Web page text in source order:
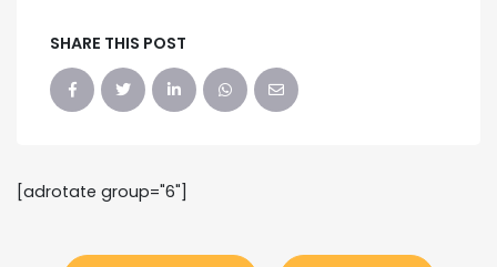
SHARE THIS POST
[adrotate group="6"]